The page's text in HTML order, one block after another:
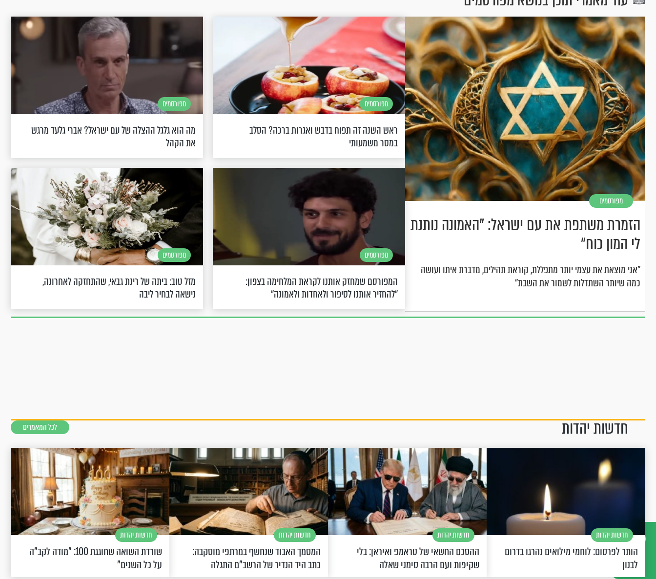
דברו
איתנו
מפורסמים
הזמרת משתפת את עם ישראל: "האמונה נותנת
לי המון כוח"
"אני מוצאת את עצמי יותר מתפללת, קוראת תהילים, מדברת איתו ועושה
כמה שיותר השתדלות לשמור את השבת"
מפורסמים
ראש השנה זה תפוח בדבש ואגרות ברכה? הסלב
במסר משמעותי
מפורסמים
מה הוא גלגל ההצלה של עם ישראל? אברי גלעד מרגש
את הקהל
מפורסמים
המפורסם שמחזק אותנו לקראת המלחימה בצפון:
"להחזיר אותנו לסיפור ולאחדות ולאמונה"
מפורסמים
מזל טוב: ביתה של רינת גבאי, שהתחזקה לאחרונה,
נישאה לבחיר ליבה
חדשות יהדות לכל המאמרים
חדשות יהדות
הותר לפרסום: לוחמי מילואים נהרגו בדרום
לבנון
חדשות יהדות
ההסכם החשאי של טראמפ ואיראן: בלי
שקיפות ועם הרבה סימני שאלה
חדשות יהדות
המסמך האבוד שנחשף במרתפי מוסקבה:
כתב היד הנדיר של הרשב"ם התגלה
חדשות יהדות
שורדת השואה שחוגגת 100: "מודה לקב"ה
על כל השנים"